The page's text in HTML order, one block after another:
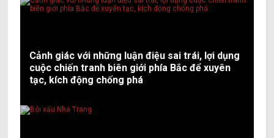
Cảnh giác với những luận điệu sai trái, lợi dụng
cuộc chiến tranh biên giới phía Bắc để xuyên
tạc, kích động chống phá